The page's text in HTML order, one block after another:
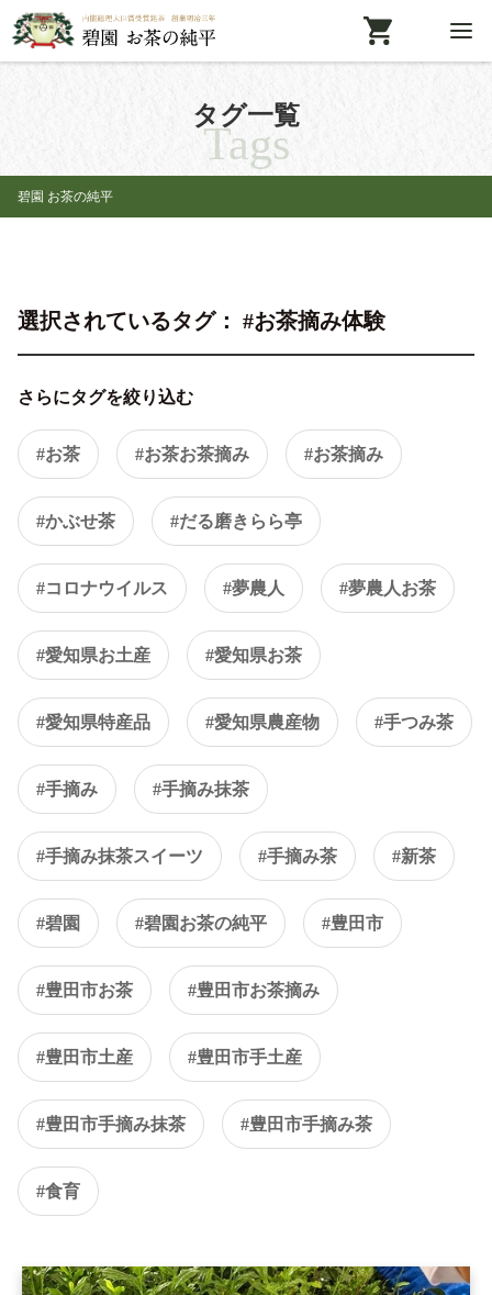
タグ一覧
Tags
碧園 お茶の純平
選択されているタグ： #お茶摘み体験
さらにタグを絞り込む
#お茶 #お茶お茶摘み #お茶摘み
#かぶせ茶 #だる磨きらら亭
#コロナウイルス #夢農人 #夢農人お茶
#愛知県お土産 #愛知県お茶
#愛知県特産品 #愛知県農産物 #手つみ茶
#手摘み #手摘み抹茶
#手摘み抹茶スイーツ #手摘み茶 #新茶
#碧園 #碧園お茶の純平 #豊田市
#豊田市お茶 #豊田市お茶摘み
#豊田市土産 #豊田市手土産
#豊田市手摘み抹茶 #豊田市手摘み茶
#食育